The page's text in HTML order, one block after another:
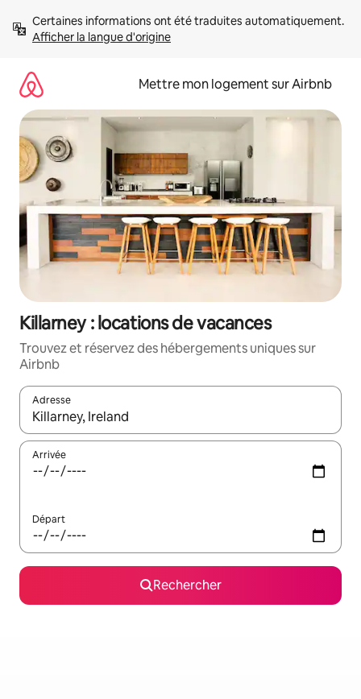
directement
Afficher la langue d'origine
Mettre mon logement sur Airbnb
Killarney : locations de vacances
Trouvez et réservez des hébergements uniques sur
Airbnb
Adresse
Lorsque les résultats s'affichent, utilisez les flèches vers le
Arrivée
Départ
Rechercher